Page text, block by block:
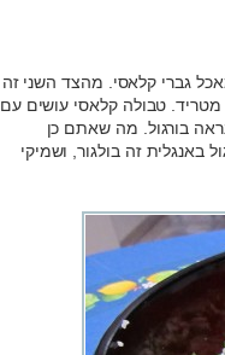
גברי קלאסי. מהצד השני זה
מטריד. טבולה קלאסי עושים עם
בורגול. מה שאתם כן
באנגלית זה בולגור, ושמיקי